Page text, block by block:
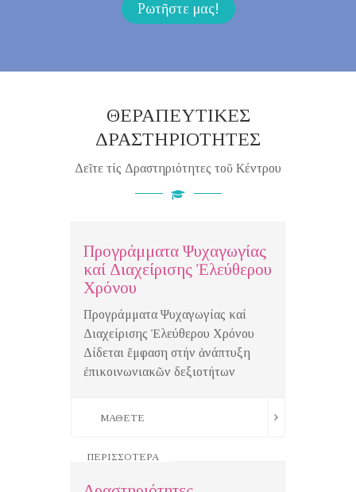
Ρωτῆστε μας!
ΘΕΡΑΠΕΥΤΙΚΕΣ
ΔΡΑΣΤΗΡΙΟΤΗΤΕΣ
Δεῖτε τίς Δραστηριότητες τοῦ Κέντρου
Προγράμματα Ψυχαγωγίας
καί Διαχείρισης Ἐλεύθερου
Χρόνου
Προγράμματα Ψυχαγωγίας καί
Διαχείρισης Ἐλεύθερου Χρόνου
Δίδεται ἔμφαση στήν ἀνάπτυξη
ἐπικοινωνιακῶν δεξιοτήτων
ΜΑΘΕΤΕ
ΠΕΡΙΣΣΟΤΕΡΑ